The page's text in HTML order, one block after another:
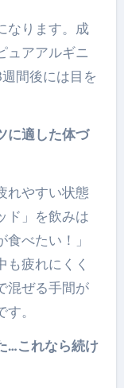
なります。成
ュアアルギニ
間後には目を
に適した体づ
れやすい状態
ド」を飲みは
べたい！」
も疲れにくく
混ぜる手間が
。
…これなら続け